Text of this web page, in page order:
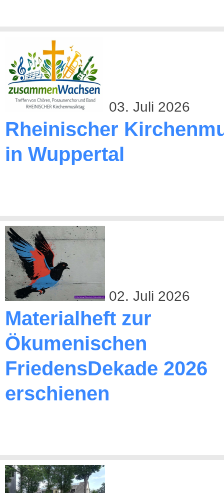
03. Juli 2026
Rheinischer
in Wuppertal
02. Juli 2026
Materialheft zur
Ökumenischen
FriedensDekade 2026
erschienen